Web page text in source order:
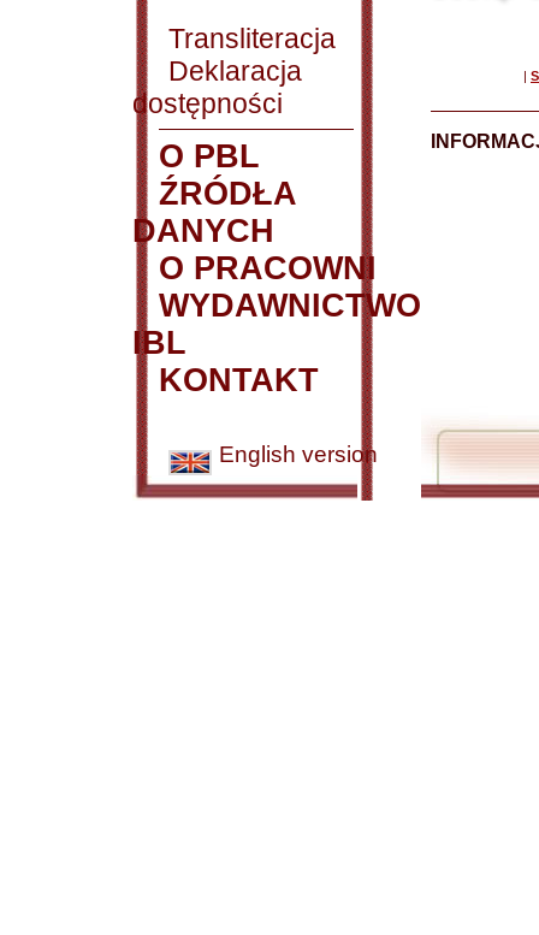
Transliteracja
Deklaracja
dostępności
O PBL
ŹRÓDŁA
DANYCH
O PRACOWNI
WYDAWNICTWO
IBL
KONTAKT
English version
|